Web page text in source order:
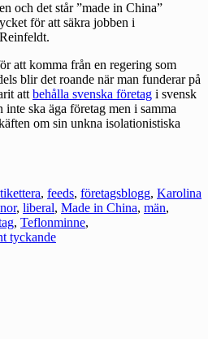
och det står ”made in China”
för att säkra jobben i
att komma från en regering som
blir det roande när man funderar på
attbehålla svenska företag i svensk
inte ska äga företag men i samma
om sin unkna isolationistiska
, feeds, företagsblogg, Karolina
, liberal, Made in China, män,
, Teflonminne,
tyckande